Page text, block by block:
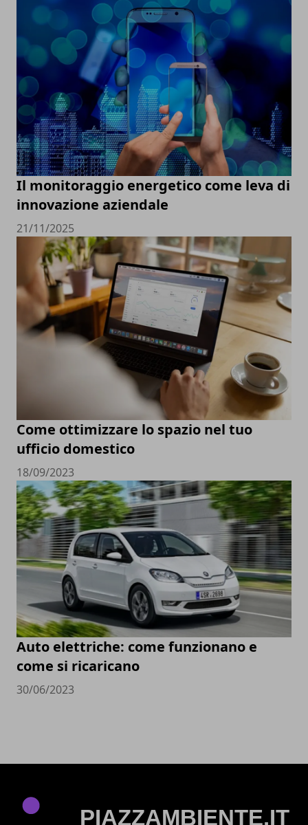
Il monitoraggio energetico come leva di
innovazione aziendale
21/11/2025
Come ottimizzare lo spazio nel tuo
ufficio domestico
18/09/2023
Auto elettriche: come funzionano e
come si ricaricano
30/06/2023